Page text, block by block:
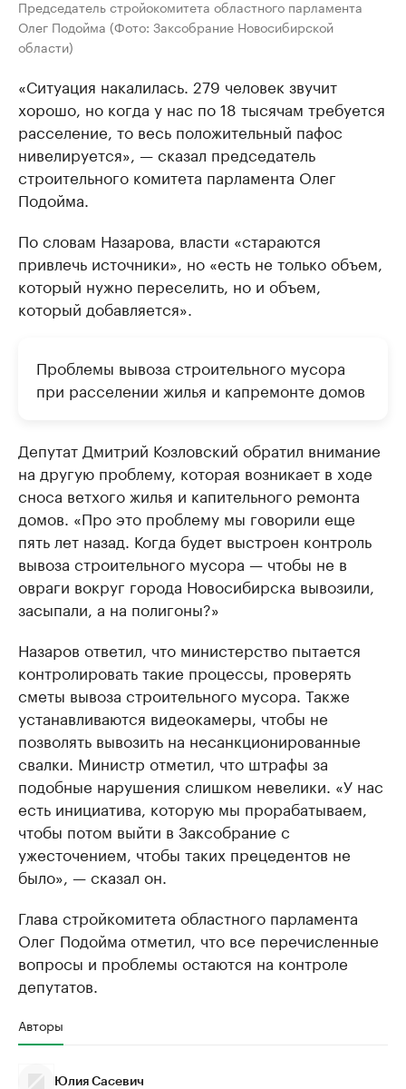
Председатель стройокомитета областного парламента
Олег Подойма (Фото: Заксобрание Новосибирской
области)
«Ситуация накалилась. 279 человек звучит
хорошо, но когда у нас по 18 тысячам требуется
расселение, то весь положительный пафос
нивелируется», — сказал председатель
строительного комитета парламента Олег
Подойма.
По словам Назарова, власти «стараются
привлечь источники», но «есть не только объем,
который нужно переселить, но и объем,
который добавляется».
Проблемы вывоза строительного мусора
при расселении жилья и капремонте домов
Депутат Дмитрий Козловский обратил внимание
на другую проблему, которая возникает в ходе
сноса ветхого жилья и капительного ремонта
домов. «Про это проблему мы говорили еще
пять лет назад. Когда будет выстроен контроль
вывоза строительного мусора — чтобы не в
овраги вокруг города Новосибирска вывозили,
засыпали, а на полигоны?»
Назаров ответил, что министерство пытается
контролировать такие процессы, проверять
сметы вывоза строительного мусора. Также
устанавливаются видеокамеры, чтобы не
позволять вывозить на несанкционированные
свалки. Министр отметил, что штрафы за
подобные нарушения слишком невелики. «У нас
есть инициатива, которую мы прорабатываем,
чтобы потом выйти в Заксобрание с
ужесточением, чтобы таких прецедентов не
было», — сказал он.
Глава стройкомитета областного парламента
Олег Подойма отметил, что все перечисленные
вопросы и проблемы остаются на контроле
депутатов.
Авторы
Юлия Сасевич